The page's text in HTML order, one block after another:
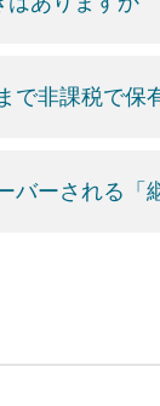
で非課税で保
バーされる